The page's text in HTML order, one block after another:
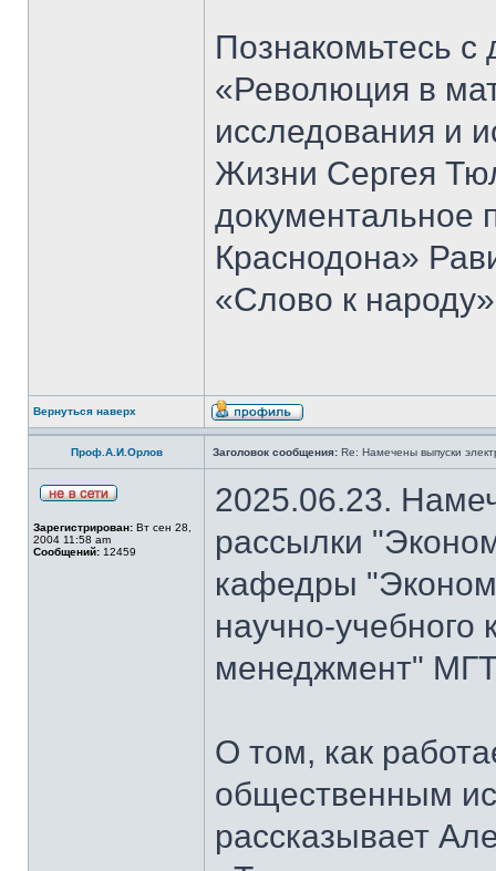
Познакомьтесь
«Революция в
исследования и
Жизни Сергея
документальное
Краснодона»
«Слово к
Вернуться наверх
Проф.А.И.Орлов Заголовок сообщения: Re: Намечены выпуски
Зарегистрирован: Вт сен 28,
2004 11:58 am
Сообщений: 12459
2025.06.23.
рассылки
кафедры
научно-
менеджмент"
О том, как
общественным
рассказывает